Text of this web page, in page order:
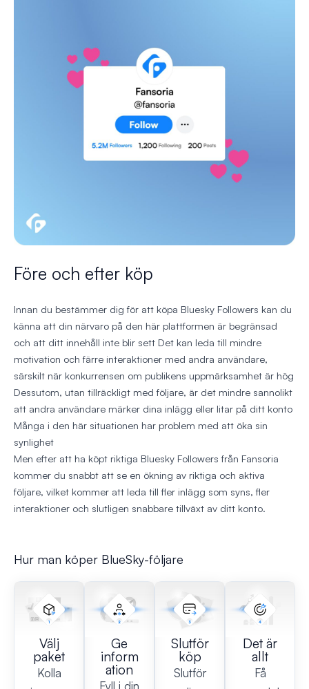
Före och efter köp
Innan du bestämmer dig för att köpa Bluesky Followers kan du
känna att din närvaro på den här plattformen är begränsad
och att ditt innehåll inte blir sett Det kan leda till mindre
motivation och färre interaktioner med andra användare,
särskilt när konkurrensen om publikens uppmärksamhet är hög
Dessutom, utan tillräckligt med följare, är det mindre sannolikt
att andra användare märker dina inlägg eller litar på ditt konto
Många i den här situationen har problem med att öka sin
synlighet
Men efter att ha köpt riktiga Bluesky Followers från Fansoria
kommer du snabbt att se en ökning av riktiga och aktiva
följare, vilket kommer att leda till fler inlägg som syns, fler
interaktioner och slutligen snabbare tillväxt av ditt konto.
Hur man köper BlueSky-följare
Välj
paket
Kolla
Ge
inform
ation
Fyll i din
Slutför
köp
Slutför
Det är
allt
Få